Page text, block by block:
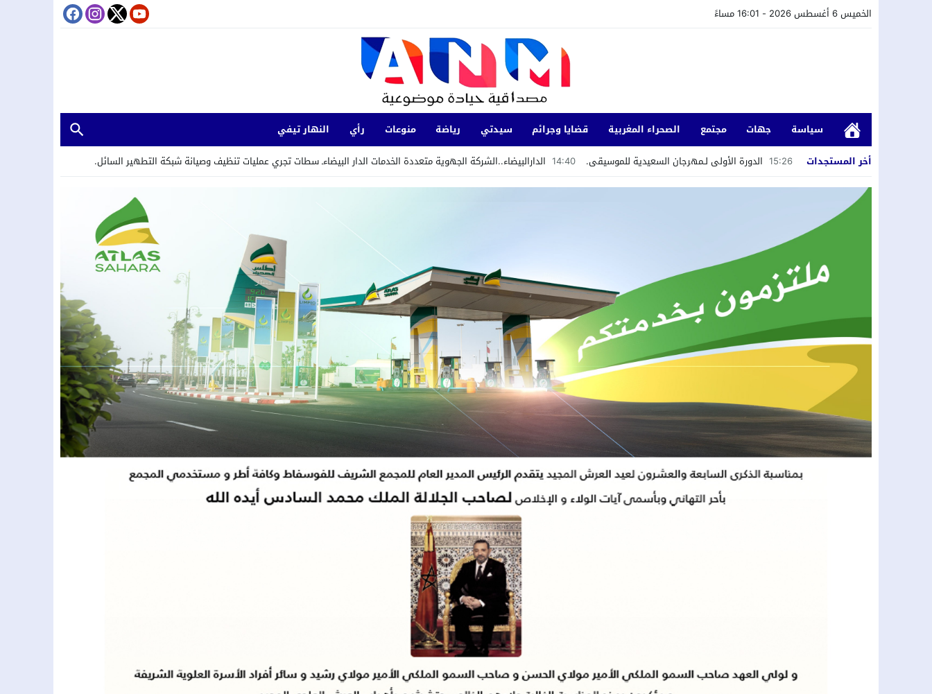
الخميس 6 أغسطس 2026 - 16:01 مساءً
سياسة جهات مجتمع الصحراء المغربية قضايا وجرائم سيدتي رياضة منوعات رأي
النهار تيفي
أخر المستجدات
15:26 الدورة الأولى لـمهرجان السعيدية للموسيقى. 14:40 الدارالبيضاء..الشركة الجهوية متعددة الخدمات الدار البيضاءـ سطات تجري عمليات تنظيف وصيانة شبكة التطهير السائل.
14:34 الدارالبيضاء: ترقب لاحياء مشروع القاعة المغطاة الكبرى على الواجهة البحرية لعين السبع ـ سيدي البرنوصي.
13:04 اللاعب الدولي المغربي السابق يوسف القاديوي مستشارا تقنيا لتعزيز المشروع الرياضي لأكاديمية ريال المغرب.
12:55 المختبر الوطني للشرطة العلمية والتقنية التابع يحصل على شهادة الاعتماد والمطابقة والجودة بالمعيار الدوليISO/CEI.
أزمة سبتة ومستقبل بيدرو سانشيز داخل الاتحاد الأوروبي 12:15 إقبال غير مسبوق للشباب البلجيكي على الخدمة العسكرية التطوعية لمدة عام
00:48 إحباط تهريب 350 كيلوغرامًا من الشيرا بميناء طنجة المتوسط 21:53 فيديو يوثق ابتزاز سائحين يطيح بمشتبه فيه في المدينة العتيقة بمراكش